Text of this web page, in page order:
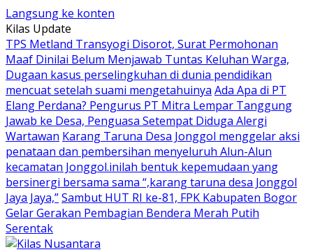
Langsung ke konten
Kilas Update
TPS Metland Transyogi Disorot, Surat Permohonan
Maaf Dinilai Belum Menjawab Tuntas Keluhan Warga,
Dugaan kasus perselingkuhan di dunia pendidikan
mencuat setelah suami mengetahuinya Ada Apa di PT
Elang Perdana? Pengurus PT Mitra Lempar Tanggung
Jawab ke Desa, Penguasa Setempat Diduga Alergi
Wartawan Karang Taruna Desa Jonggol menggelar aksi
penataan dan pembersihan menyeluruh Alun-Alun
kecamatan Jonggol.inilah bentuk kepemudaan yang
bersinergi bersama sama “,karang taruna desa Jonggol
Jaya Jaya,”Sambut HUT RI ke-81, FPK Kabupaten Bogor
Gelar Gerakan Pembagian Bendera Merah Putih
Serentak